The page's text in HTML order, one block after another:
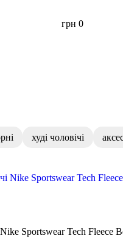
грн 0
худі чоловічі
Sportswear Tech Fleece